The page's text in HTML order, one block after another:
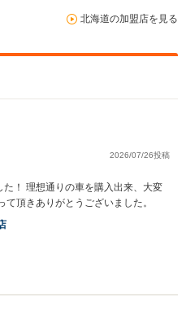
北海道の加盟店を見る
2026/07/26投稿
！ 理想通りの車を購入出来、大変
頂きありがとうございました。